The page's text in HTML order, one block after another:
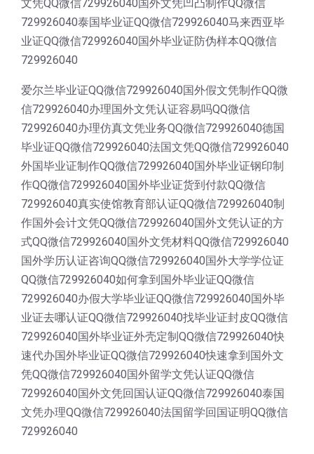
文凭QQ微信729926040国外文凭凹凸制作QQ微信
729926040泰国毕业证QQ微信729926040马来西亚毕
业证QQ微信729926040国外毕业证防伪样本QQ微信
729926040
爱尔兰毕业证QQ微信729926040国外假文凭制作QQ微
信729926040办理国外文凭认证容易吗QQ微信
729926040办理仿真文凭业务QQ微信729926040德国
毕业证QQ微信729926040法国文凭QQ微信729926040
外国毕业证制作QQ微信729926040国外毕业证钢印制
作QQ微信729926040国外毕业证货到付款QQ微信
729926040真实使馆教育部认证QQ微信729926040制
作国外会计文凭QQ微信729926040国外文凭认证的方
式QQ微信729926040国外文凭材料QQ微信729926040
国外学历认证咨询QQ微信729926040国外大学学位证
QQ微信729926040如何拿到国外毕业证QQ微信
729926040办假大学毕业证QQ微信729926040国外毕
业证去哪认证QQ微信729926040找毕业证封皮QQ微信
729926040国外毕业证外壳定制QQ微信729926040快
速代办国外毕业证QQ微信729926040快速拿到国外文
凭QQ微信729926040国外留学文凭认证QQ微信
729926040国外文凭回国认证QQ微信729926040泰国
文凭办理QQ微信729926040法国留学回国证明QQ微信
729926040